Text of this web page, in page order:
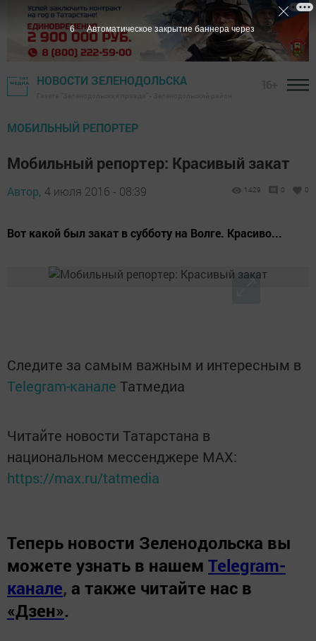
НОВОСТИ ЗЕЛЕНОДОЛЬСКА
МОБИЛЬНЫЙ РЕПОРТЕР
Мобильный репортер: Красивый закат
Автор, 4 июля 2016 - 08:39 1429 0 0
Вот какой был закат в субботу на Волге. Красиво...
Следите за самым важным и интересным в
Telegram-канале Татмедиа
Читайте новости Татарстана в
национальном мессенджере MАХ:
https://max.ru/tatmedia
Теперь новости Зеленодольска вы
можете узнать в нашем Telegram-
канале, а также читайте нас в
«Дзен».
5 Автоматическое закрытие баннера через